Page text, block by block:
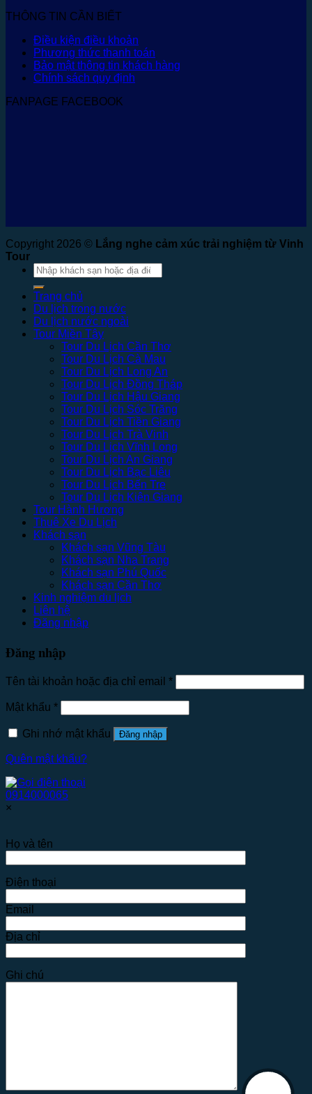
THÔNG TIN CẦN BIẾT
Điều kiện điều khoản
Phương thức thanh toán
Bảo mật thông tin khách hàng
Chính sách quy định
FANPAGE FACEBOOK
Copyright 2026 © Lắng nghe cảm xúc trải nghiệm từ Vinh
Tour
Tìm
kiếm:
Trang chủ
Du lịch trong nước
Du lịch nước ngoài
Tour Miền Tây
Tour Du Lịch Cần Thơ
Tour Du Lịch Cà Mau
Tour Du Lịch Long An
Tour Du Lịch Đồng Tháp
Tour Du Lịch Hậu Giang
Tour Du Lịch Sóc Trăng
Tour Du Lịch Tiền Giang
Tour Du Lịch Trà Vinh
Tour Du Lịch Vĩnh Long
Tour Du Lịch An Giang
Tour Du Lịch Bạc Liêu
Tour Du Lịch Bến Tre
Tour Du Lịch Kiên Giang
Tour Hành Hương
Thuê Xe Du Lịch
Khách sạn
Khách sạn Vũng Tàu
Khách sạn Nha Trang
Khách sạn Phú Quốc
Khách sạn Cần Thơ
Kinh nghiệm du lịch
Liên hệ
Đăng nhập
Đăng nhập
Tên tài khoản hoặc địa chỉ email *
Mật khẩu *
Ghi nhớ mật khẩu Đăng nhập
Quên mật khẩu?
0914000065
×
Họ và tên
Điện thoại
Email
Địa chỉ
Ghi chú